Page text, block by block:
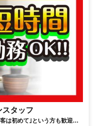
スタッフ
は初めて｣という方も歓迎！